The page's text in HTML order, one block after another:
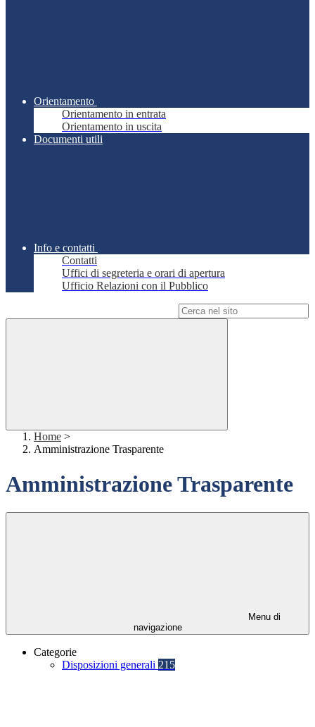
Orientamento
Orientamento in entrata
Orientamento in uscita
Documenti utili
Info e contatti
Contatti
Uffici di segreteria e orari di apertura
Ufficio Relazioni con il Pubblico
Home >
Amministrazione Trasparente
Amministrazione Trasparente
Menu di
navigazione
Categorie
Disposizioni generali 215